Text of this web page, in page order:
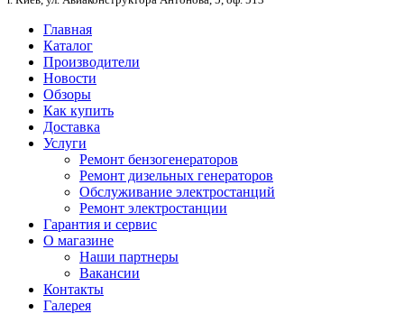
Главная
Каталог
Производители
Новости
Обзоры
Как купить
Доставка
Услуги
Ремонт бензогенераторов
Ремонт дизельных генераторов
Обслуживание электростанций
Ремонт электростанции
Гарантия и сервис
О магазине
Наши партнеры
Вакансии
Контакты
Галерея